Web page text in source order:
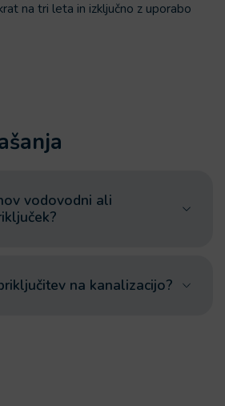
na tri leta in izključno z uporabo
vodovodni ali
na kanalizacijo?